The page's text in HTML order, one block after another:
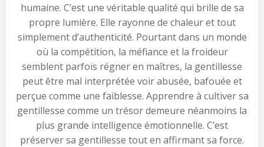
humaine. C’est une véritable qualité qui brille de sa
propre lumière. Elle rayonne de chaleur et tout
simplement d’authenticité. Pourtant dans un monde
où la compétition, la méfiance et la froideur
semblent parfois régner en maîtres, la gentillesse
peut être mal interprétée voir abusée, bafouée et
perçue comme une faiblesse. Apprendre à cultiver sa
gentillesse comme un trésor demeure néanmoins la
plus grande intelligence émotionnelle. C’est
préserver sa gentillesse tout en affirmant sa force.